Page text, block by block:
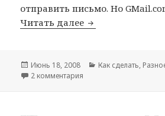
отправить письмо. Но
Читать далее Firefox 3: Как
Опубликовано
Июнь 18, 2008 Рубрики
Как сделать,
2 комментария